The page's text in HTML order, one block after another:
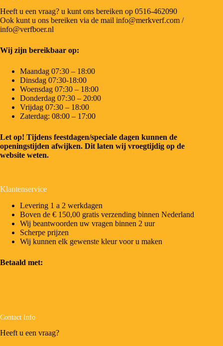
Heeft u een vraag? u kunt ons bereiken op 0516-462090
Ook kunt u ons bereiken via de mail info@merkverf.com /
info@verfboer.nl
Wij zijn bereikbaar op:
Maandag 07:30 – 18:00
Dinsdag 07:30-18:00
Woensdag 07:30 – 18:00
Donderdag 07:30 – 20:00
Vrijdag 07:30 – 18:00
Zaterdag: 08:00 – 17:00
Let op! Tijdens feestdagen/speciale dagen kunnen de
openingstijden afwijken. Dit laten wij vroegtijdig op de
website weten.
Klantenservice
Levering 1 a 2 werkdagen
Boven de € 150,00 gratis verzending binnen Nederland
Wij beantwoorden uw vragen binnen 2 uur
Scherpe prijzen
Wij kunnen elk gewenste kleur voor u maken
Betaald met:
Contact Info
Heeft u een vraag?